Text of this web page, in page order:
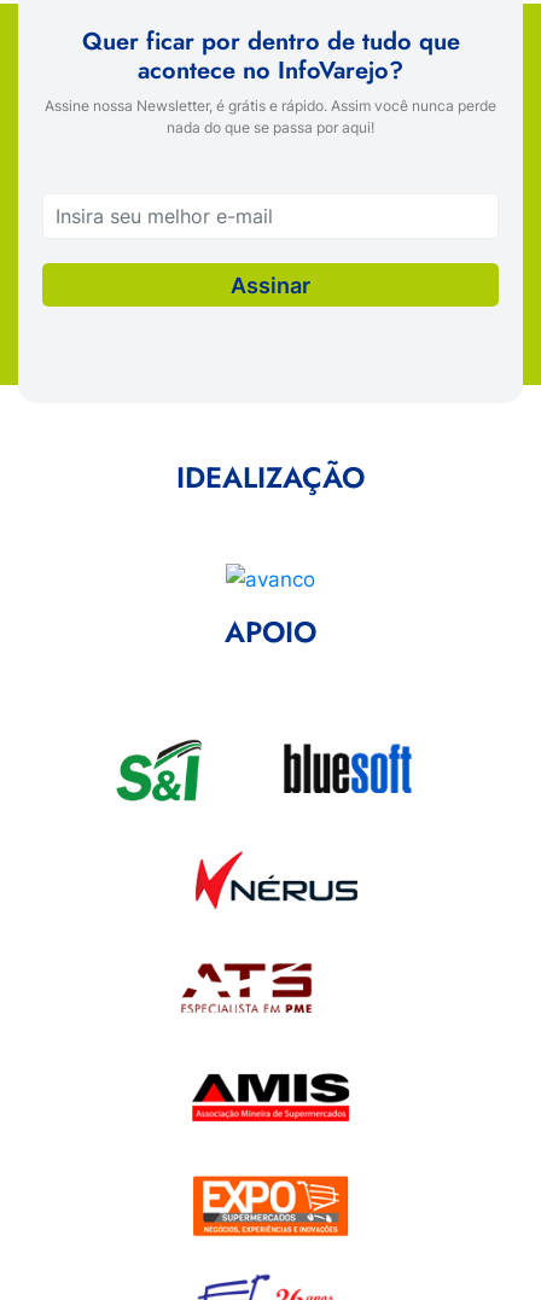
Quer ficar por dentro de tudo que
acontece no InfoVarejo?
Assine nossa Newsletter, é grátis e rápido. Assim você nunca perde
nada do que se passa por aqui!
IDEALIZAÇÃO
APOIO